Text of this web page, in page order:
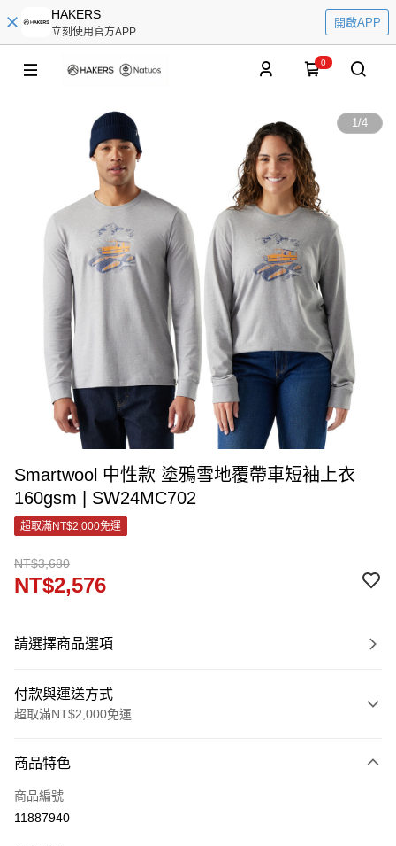
HAKERS
立刻使用官方APP
開啟APP
0
1/4
Smartwool 中性款 塗鴉雪地覆帶車短袖上衣
160gsm | SW24MC702
超取滿NT$2,000免運
NT$3,680
NT$2,576
請選擇商品選項
付款與運送方式
超取滿NT$2,000免運
信用卡一次付款
LINE Pay
商品特色
商品編號
11887940